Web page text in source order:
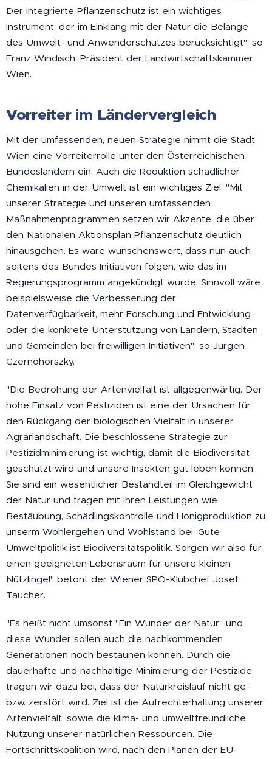
Der integrierte Pflanzenschutz ist ein wichtiges
Instrument, der im Einklang mit der Natur die Belange
des Umwelt- und Anwenderschutzes berücksichtigt", so
Franz Windisch, Präsident der Landwirtschaftskammer
Wien.
Vorreiter im Ländervergleich
Mit der umfassenden, neuen Strategie nimmt die Stadt
Wien eine Vorreiterrolle unter den Österreichischen
Bundesländern ein. Auch die Reduktion schädlicher
Chemikalien in der Umwelt ist ein wichtiges Ziel. "Mit
unserer Strategie und unseren umfassenden
Maßnahmenprogrammen setzen wir Akzente, die über
den Nationalen Aktionsplan Pflanzenschutz deutlich
hinausgehen. Es wäre wünschenswert, dass nun auch
seitens des Bundes Initiativen folgen, wie das im
Regierungsprogramm angekündigt wurde. Sinnvoll wäre
beispielsweise die Verbesserung der
Datenverfügbarkeit, mehr Forschung und Entwicklung
oder die konkrete Unterstützung von Ländern, Städten
und Gemeinden bei freiwilligen Initiativen", so Jürgen
Czernohorszky.
"Die Bedrohung der Artenvielfalt ist allgegenwärtig. Der
hohe Einsatz von Pestiziden ist eine der Ursachen für
den Rückgang der biologischen Vielfalt in unserer
Agrarlandschaft. Die beschlossene Strategie zur
Pestizidminimierung ist wichtig, damit die Biodiversität
geschützt wird und unsere Insekten gut leben können.
Sie sind ein wesentlicher Bestandteil im Gleichgewicht
der Natur und tragen mit ihren Leistungen wie
Bestäubung, Schädlingskontrolle und Honigproduktion zu
unserm Wohlergehen und Wohlstand bei. Gute
Umweltpolitik ist Biodiversitätspolitik. Sorgen wir also für
einen geeigneten Lebensraum für unsere kleinen
Nützlinge!" betont der Wiener SPÖ-Klubchef Josef
Taucher.
"Es heißt nicht umsonst "Ein Wunder der Natur" und
diese Wunder sollen auch die nachkommenden
Generationen noch bestaunen können. Durch die
dauerhafte und nachhaltige Minimierung der Pestizide
tragen wir dazu bei, dass der Naturkreislauf nicht ge-
bzw. zerstört wird. Ziel ist die Aufrechterhaltung unserer
Artenvielfalt, sowie die klima- und umweltfreundliche
Nutzung unserer natürlichen Ressourcen. Die
Fortschrittskoalition wird, nach den Plänen der EU-